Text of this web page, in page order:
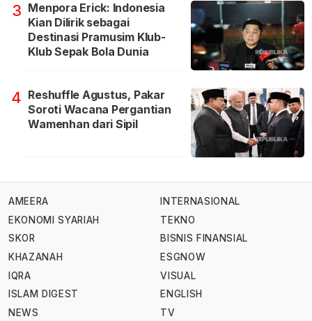
3 Menpora Erick: Indonesia
Kian Dilirik sebagai
Destinasi Pramusim Klub-
Klub Sepak Bola Dunia
4 Reshuffle Agustus, Pakar
Soroti Wacana Pergantian
Wamenhan dari Sipil
AMEERA
EKONOMI SYARIAH
SKOR
KHAZANAH
IQRA
ISLAM DIGEST
NEWS
INTERNASIONAL
TEKNO
BISNIS FINANSIAL
ESGNOW
VISUAL
ENGLISH
TV